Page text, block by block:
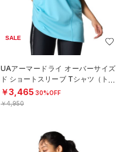
SALE
UAアーマードライ オーバーサイズ
ド ショートスリーブ Tシャツ（トレ
ーニング/WOMEN）
￥3,465 30%OFF
￥4,950